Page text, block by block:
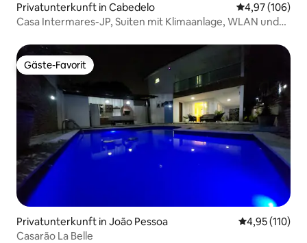
Privatunterkunft in Cabedelo
4,97 (106)
Casa Intermares-JP, Suiten mit Klimaanlage, WLAN und
Gäste-Favorit
Gäste-Favorit
Privatunterkunft in João Pessoa
4,95 (110)
Casarão La Belle